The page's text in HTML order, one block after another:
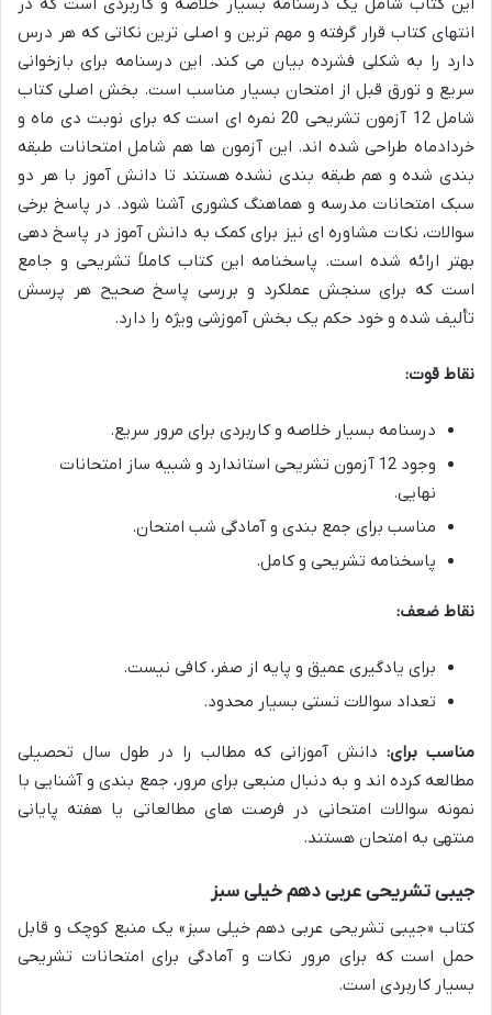
انتهای کتاب قرار گرفته و مهم ترین و اصلی ترین نکاتی که هر درس
دارد را به شکلی فشرده بیان می کند. این درسنامه برای بازخوانی
سریع و تورق قبل از امتحان بسیار مناسب است. بخش اصلی کتاب
شامل 12 آزمون تشریحی 20 نمره ای است که برای نوبت دی ماه و
خردادماه طراحی شده اند. این آزمون ها هم شامل امتحانات طبقه
بندی شده و هم طبقه بندی نشده هستند تا دانش آموز با هر دو
سبک امتحانات مدرسه و هماهنگ کشوری آشنا شود. در پاسخ برخی
سوالات، نکات مشاوره ای نیز برای کمک به دانش آموز در پاسخ دهی
بهتر ارائه شده است. پاسخنامه این کتاب کاملاً تشریحی و جامع
است که برای سنجش عملکرد و بررسی پاسخ صحیح هر پرسش
تألیف شده و خود حکم یک بخش آموزشی ویژه را دارد.
نقاط قوت:
درسنامه بسیار خلاصه و کاربردی برای مرور سریع.
وجود 12 آزمون تشریحی استاندارد و شبیه ساز امتحانات
نهایی.
مناسب برای جمع بندی و آمادگی شب امتحان.
پاسخنامه تشریحی و کامل.
نقاط ضعف:
برای یادگیری عمیق و پایه از صفر، کافی نیست.
تعداد سوالات تستی بسیار محدود.
مناسب برای:دانش آموزانی که مطالب را در طول سال تحصیلی
مطالعه کرده اند و به دنبال منبعی برای مرور، جمع بندی و آشنایی با
نمونه سوالات امتحانی در فرصت های مطالعاتی یا هفته پایانی
منتهی به امتحان هستند.
جیبی تشریحی عربی دهم خیلی سبز
کتاب «جیبی تشریحی عربی دهم خیلی سبز» یک منبع کوچک و قابل
حمل است که برای مرور نکات و آمادگی برای امتحانات تشریحی
بسیار کاربردی است.